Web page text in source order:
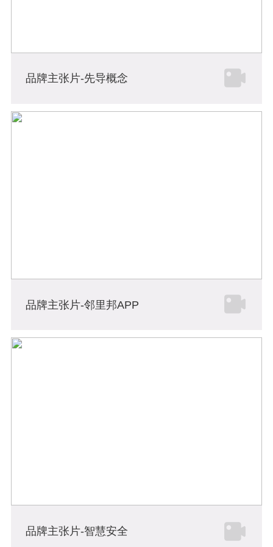
品牌主张片-先导概念
品牌主张片-邻里邦APP
品牌主张片-智慧安全